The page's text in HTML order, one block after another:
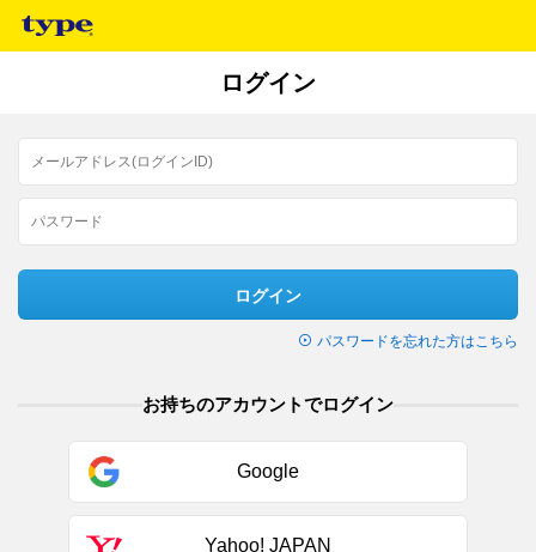
ログイン
ログイン
パスワードを忘れた方はこちら
お持ちのアカウントでログイン
Google
Yahoo! JAPAN